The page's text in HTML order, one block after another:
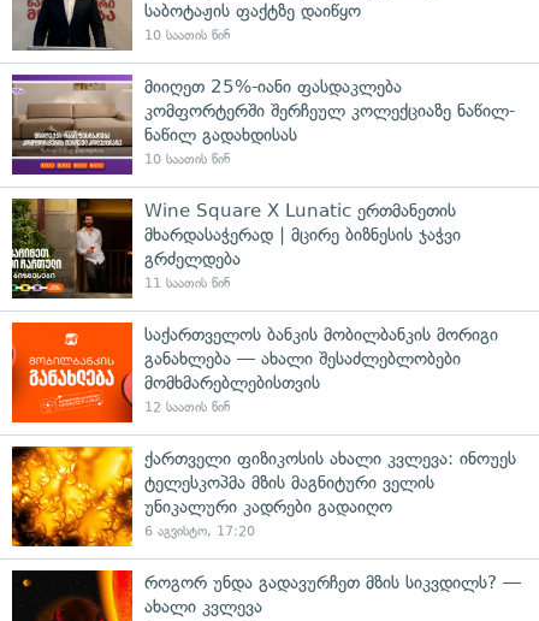
საბოტაჟის ფაქტზე დაიწყო
10 საათის წინ
მიიღეთ 25%-იანი ფასდაკლება
კომფორტერში შერჩეულ კოლექციაზე ნაწილ-
ნაწილ გადახდისას
10 საათის წინ
Wine Square X Lunatic ერთმანეთის
მხარდასაჭერად | მცირე ბიზნესის ჯაჭვი
გრძელდება
11 საათის წინ
საქართველოს ბანკის მობილბანკის მორიგი
განახლება — ახალი შესაძლებლობები
მომხმარებლებისთვის
12 საათის წინ
ქართველი ფიზიკოსის ახალი კვლევა: ინოუეს
ტელესკოპმა მზის მაგნიტური ველის
უნიკალური კადრები გადაიღო
6 აგვისტო, 17:20
როგორ უნდა გადავურჩეთ მზის სიკვდილს? —
ახალი კვლევა